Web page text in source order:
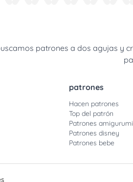
patrones a dos agujas y
patrones
Hacen patrones
Top del patrón
Patrones
Patrones disney
Patrones bebe